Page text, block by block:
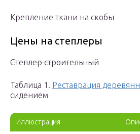
Крепление ткани на скобы
Цены на степлеры
Степлер строительный
Таблица 1. Реставрация
сидением
Иллюстрация